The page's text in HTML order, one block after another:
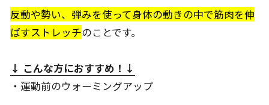
反動や勢い、弾みを使って身体の動きの中で筋肉を伸
ばすストレッチのことです。
↓ こんな方におすすめ ！↓
・運動前のウォーミングアップ